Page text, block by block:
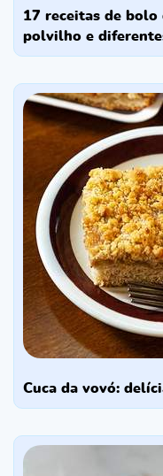
17 receitas de bolo de goma de tapioca ou
polvilho e
cuca da vovó: